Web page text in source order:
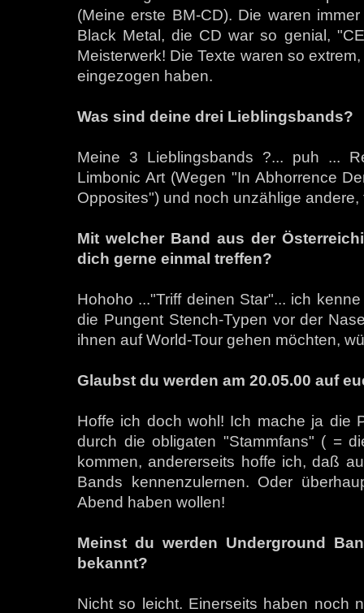
(Meine erste BM-CD). Die waren
Black Metal, die CD war so genial,
Meisterwerk! Die Texte waren so
eingezogen haben.
Was sind deine drei Lieblingsbands?
Meine 3 Lieblingsbands ?... puh ...
Limbonic Art (Wegen "In Abhorrence
Opposites") und noch unzählige
Mit welcher Band aus der
dich gerne einmal treffen?
Hohoho ..."Triff deinen Star"... ich
die Pungent Stench-Typen vor der
ihnen auf World-Tour gehen möchten,
Glaubst du werden am 20.05.00 auf
Hoffe ich doch wohl! Ich mache ja die
durch die obligaten "Stammfans" ( =
kommen, andererseits hoffe ich, daß
Bands kennenzulernen. Oder
Abend haben wollen!
Meinst du werden Underground
bekannt?
Nicht so leicht. Einerseits haben noch